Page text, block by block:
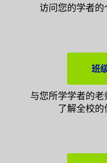
访问您的学者的
班
与您所学学者的
了解全校的